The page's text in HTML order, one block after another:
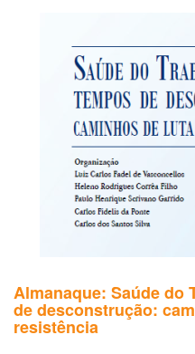
saúde
do
trabalhador
rural
Almanaque: Saúde do
de desconstrução:
resistência